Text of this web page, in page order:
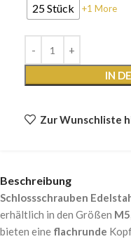
25 Stück
+1 More
IN
Zur Wunschliste
Beschreibung
Schlossschrauben
erhältlich in den Größen
bieten eine flachrunde